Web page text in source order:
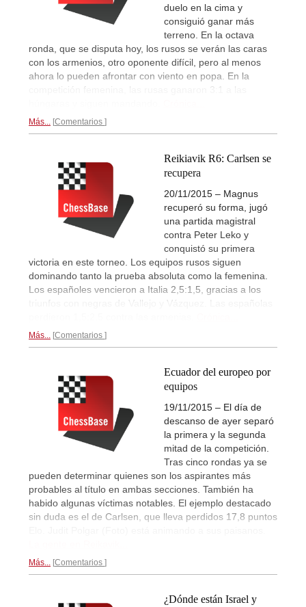
duelo en la cima y
consiguió ganar más
terreno. En la octava
ronda, que se disputa hoy, los rusos se verán las caras
con los armenios, otro oponente difícil, pero al menos
ahora lo pueden afrontar con viento en popa. En la
competición femenina, las rusas ganaron 3:1 a las
Más... Comentarios
Reikiavik R6: Carlsen se
recupera
20/11/2015 – Magnus
recuperó su forma, jugó
una partida magistral
contra Peter Leko y
conquistó su primera
victoria en este torneo. Los equipos rusos siguen
dominando tanto la prueba absoluta como la femenina.
Los españoles vencieron a Italia 2,5:1,5, gracias a los
triunfos con negras de Vallejo y Vázquez. Las españolas
Más... Comentarios
Ecuador del europeo por
equipos
19/11/2015 – El día de
descanso de ayer separó
la primera y la segunda
mitad de la competición.
Tras cinco rondas ya se
pueden determinar quienes son los aspirantes más
probables al título en ambas secciones. También ha
habido algunas víctimas notables. El ejemplo destacado
sin duda es el de Carlsen, que lleva perdidos 17,8 puntos
Más... Comentarios
¿Dónde están Israel y